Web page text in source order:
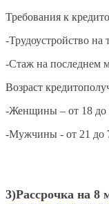
Требования к
-Трудоустройство на
-Стаж на последнем
Возраст
-Женщины – от 18 до
-Мужчины - от 21 до
3)Рассрочка на 8